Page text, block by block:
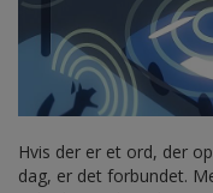
Hvis der er et ord, der
dag, er det forbundet.